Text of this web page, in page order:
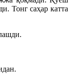
Тонг саҳар катта